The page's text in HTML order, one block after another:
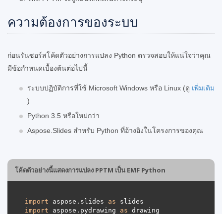
ความต้องการของระบบ
ก่อนรันซอร์สโค้ดตัวอย่างการแปลง Python ตรวจสอบให้แน่ใจว่าคุณ
มีข้อกำหนดเบื้องต้นต่อไปนี้
ระบบปฏิบัติการที่ใช้ Microsoft Windows หรือ Linux (ดู เพิ่มเติม
)
Python 3.5 หรือใหม่กว่า
Aspose.Slides สำหรับ Python ที่อ้างอิงในโครงการของคุณ
โค้ดตัวอย่างนี้แสดงการแปลง PPTM เป็น EMF Python
import aspose.slides as
import aspose.pydrawing as